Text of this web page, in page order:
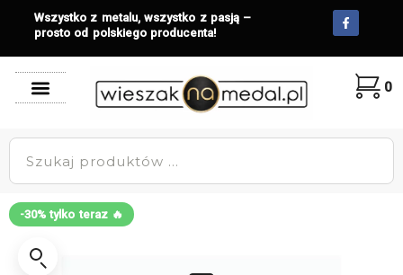
Wszystko z metalu, wszystko z pasją –
prosto od polskiego producenta!
0
-30% tylko teraz 🔥